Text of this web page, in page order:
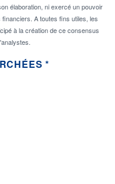
élaboration, ni exercé un pouvoir
A toutes fins utiles, les
à la création de ce consensus
*